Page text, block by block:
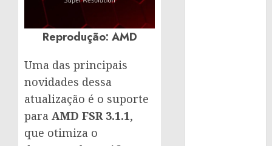
Reprodução: AMD
Uma das principais
novidades dessa
atualização é o suporte
para AMD FSR 3.1.1,
que otimiza o